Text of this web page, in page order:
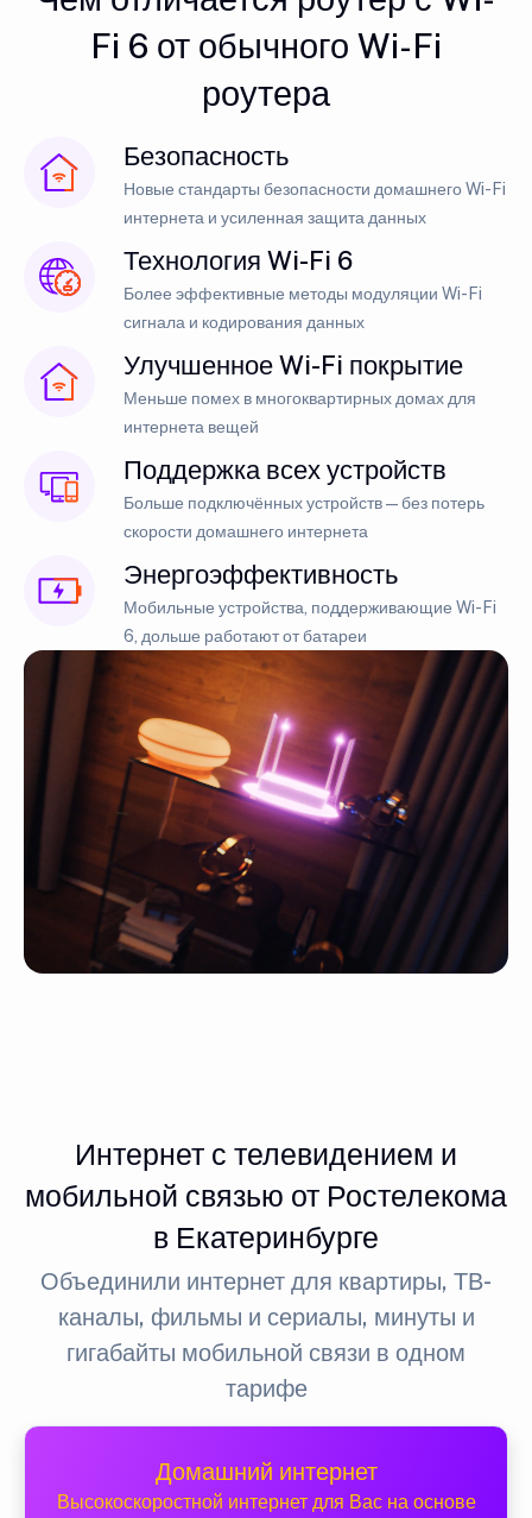
Fi 6 от обычного Wi-Fi
роутера
Безопасность
Новые стандарты безопасности домашнего Wi-Fi
интернета и усиленная защита данных
Технология Wi-Fi 6
Более эффективные методы модуляции Wi-Fi
сигнала и кодирования данных
Улучшенное Wi-Fi покрытие
Меньше помех в многоквартирных домах для
интернета вещей
Поддержка всех устройств
Больше подключённых устройств — без потерь
скорости домашнего интернета
Энергоэффективность
Мобильные устройства, поддерживающие Wi-Fi
6, дольше работают от батареи
Интернет с телевидением и
мобильной связью от Ростелекома
в Екатеринбурге
Объединили интернет для квартиры, ТВ-
каналы, фильмы и сериалы, минуты и
гигабайты мобильной связи в одном
тарифе
Домашний интернет
Высокоскоростной интернет для Вас на основе